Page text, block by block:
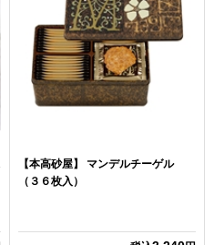
【本高砂屋】 マンデルチーゲル
（３６枚入）